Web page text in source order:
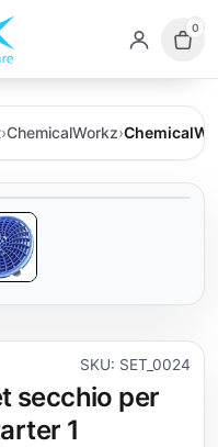
0
›ChemicalWorkz›
SKU: SET_0024
secchio per
1